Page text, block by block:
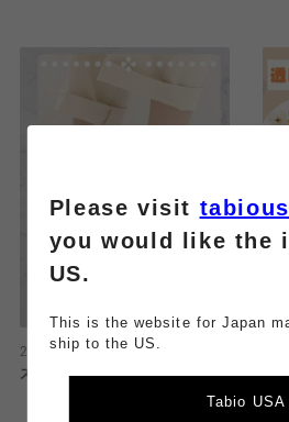
2026.08.08
ストッキング感覚で履ける靴下
透
Please visit
you would like the
US.
This is the website for Japan
ship to the US.
Tabio USA